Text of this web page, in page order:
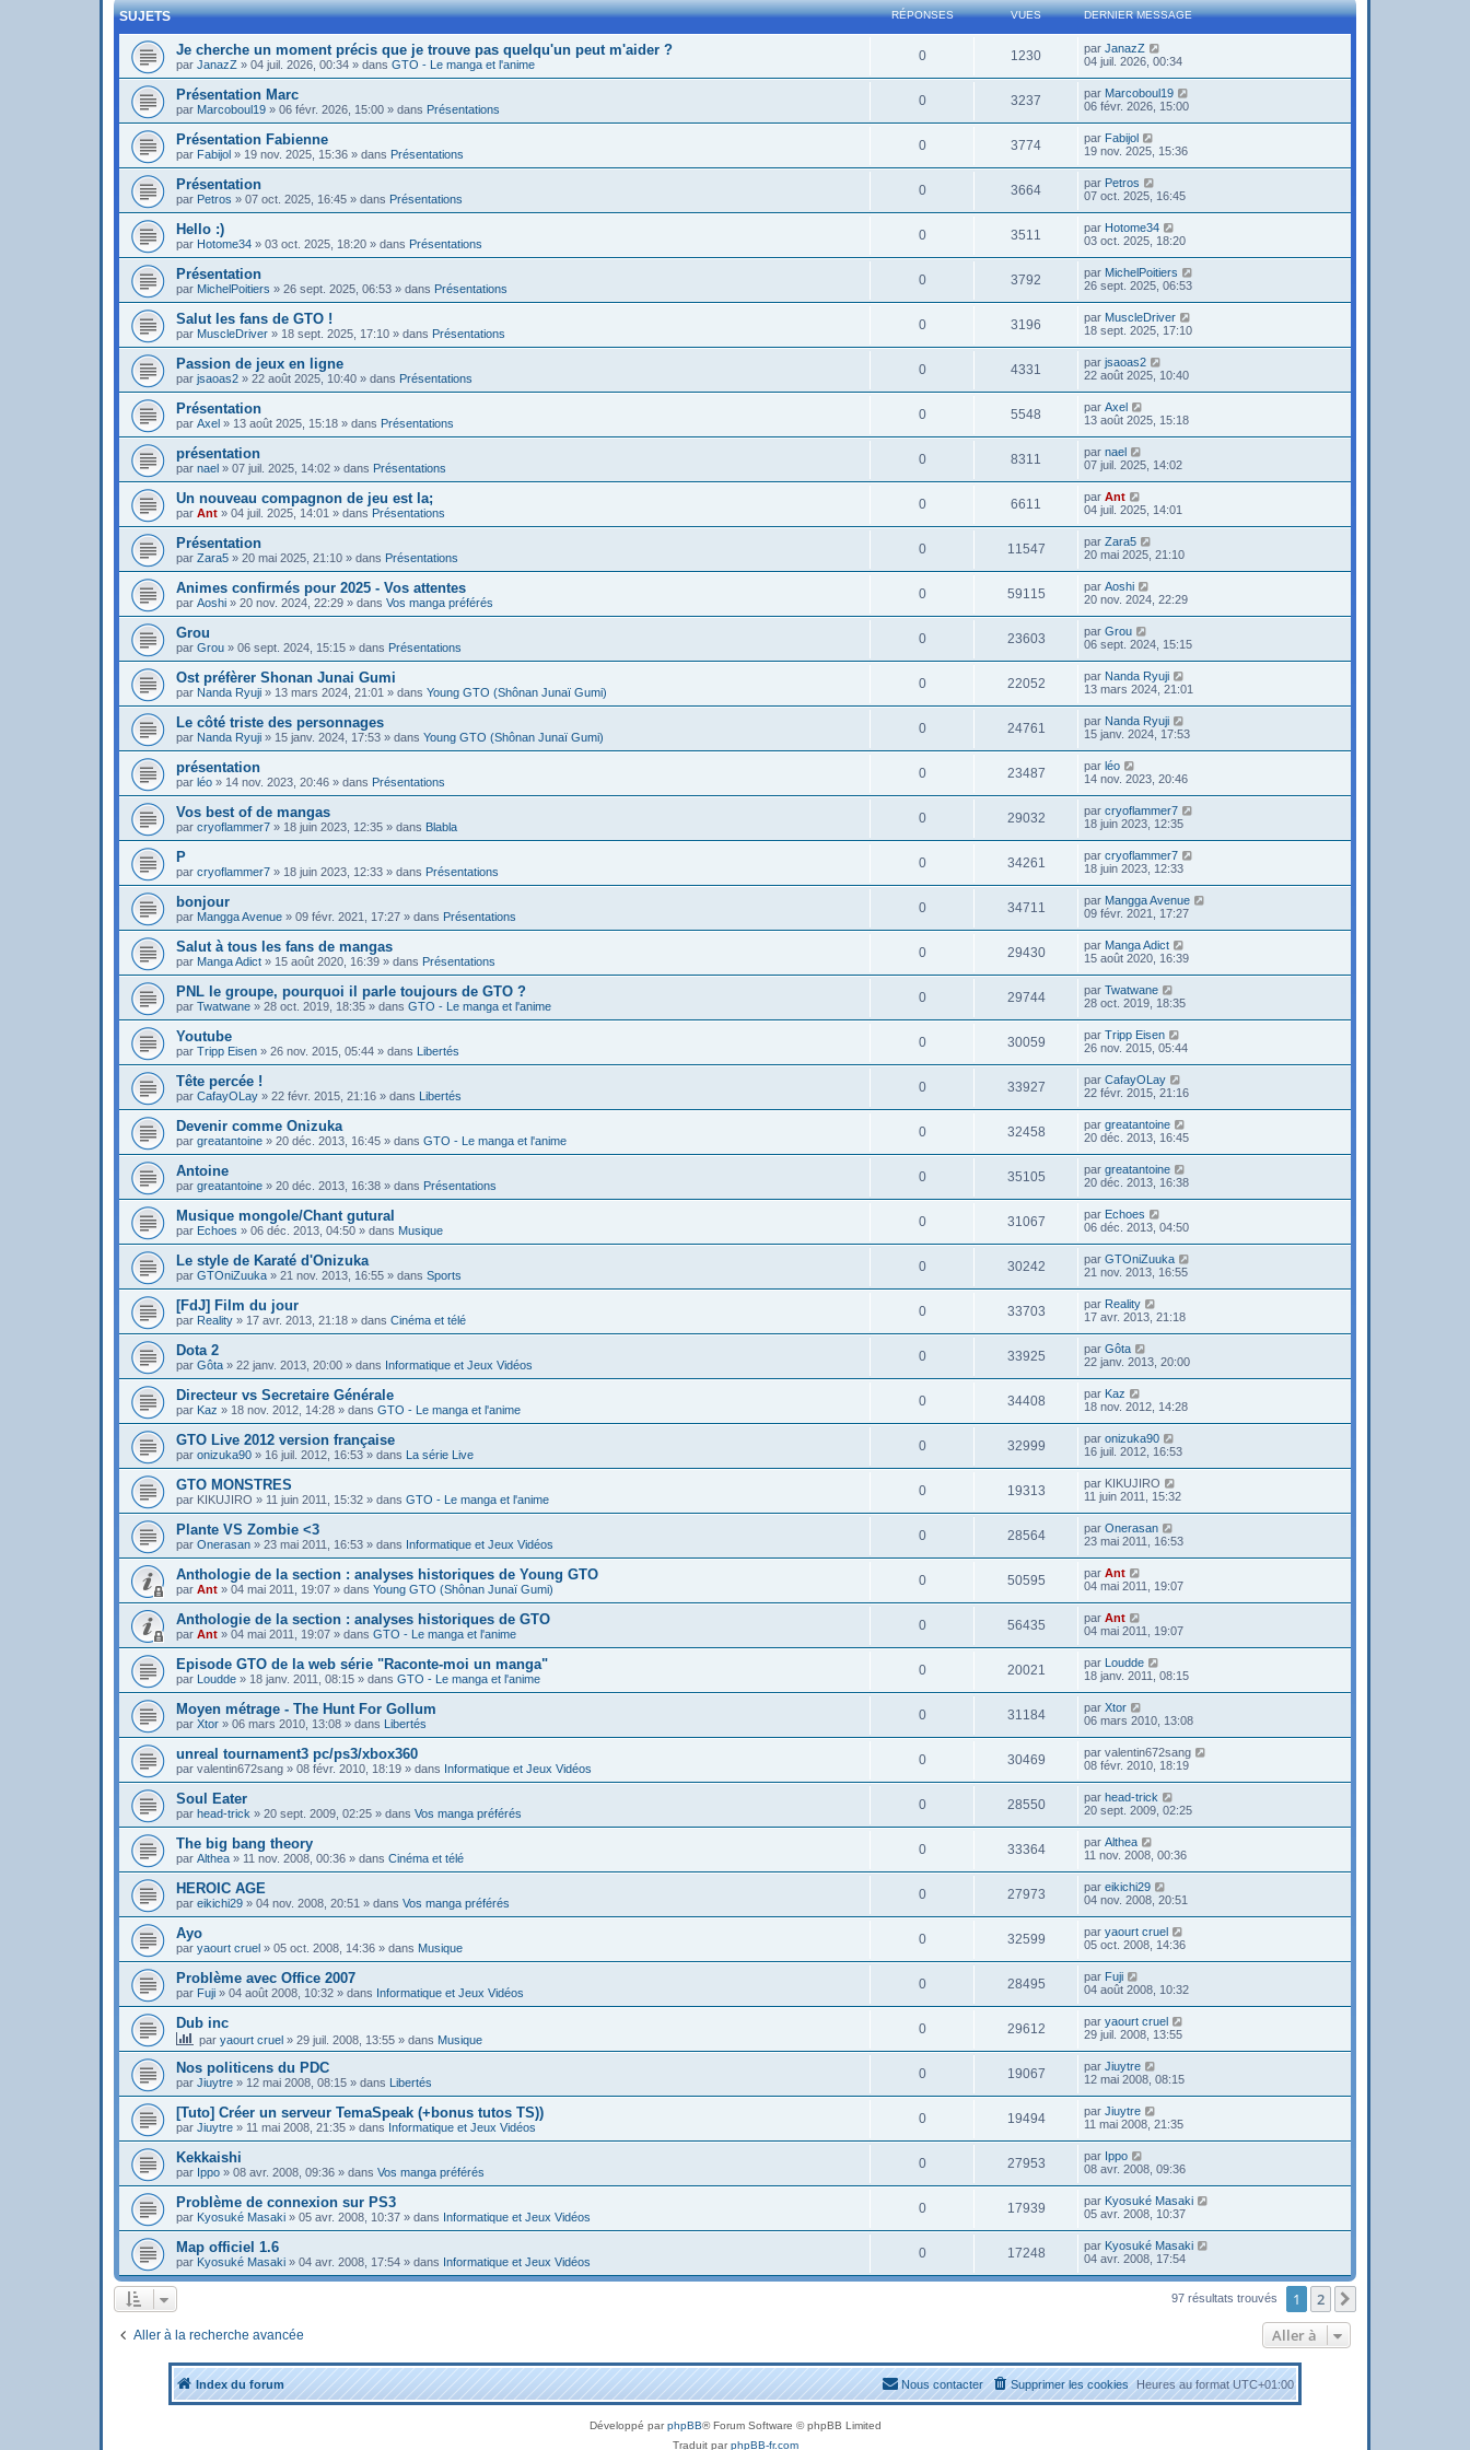
SUJETS RÉPONSES VUES DERNIER MESSAGE
Je cherche un moment précis que je trouve pas quelqu'un peut m'aider ?
par JanazZ » 04 juil. 2026, 00:34 » dans GTO - Le manga et l'anime
0 1230 par JanazZ
04 juil. 2026, 00:34
Présentation Marc
par Marcoboul19 » 06 févr. 2026, 15:00 » dans Présentations
0 3237 par Marcoboul19
06 févr. 2026, 15:00
Présentation Fabienne
par Fabijol » 19 nov. 2025, 15:36 » dans Présentations
0 3774 par Fabijol
19 nov. 2025, 15:36
Présentation
par Petros » 07 oct. 2025, 16:45 » dans Présentations
0 3664 par Petros
07 oct. 2025, 16:45
Hello :)
par Hotome34 » 03 oct. 2025, 18:20 » dans Présentations
0 3511 par Hotome34
03 oct. 2025, 18:20
Présentation
par MichelPoitiers » 26 sept. 2025, 06:53 » dans Présentations
0 3792 par MichelPoitiers
26 sept. 2025, 06:53
Salut les fans de GTO !
par MuscleDriver » 18 sept. 2025, 17:10 » dans Présentations
0 3196 par MuscleDriver
18 sept. 2025, 17:10
Passion de jeux en ligne
par jsaoas2 » 22 août 2025, 10:40 » dans Présentations
0 4331 par jsaoas2
22 août 2025, 10:40
Présentation
par Axel » 13 août 2025, 15:18 » dans Présentations
0 5548 par Axel
13 août 2025, 15:18
présentation
par nael » 07 juil. 2025, 14:02 » dans Présentations
0 8311 par nael
07 juil. 2025, 14:02
Un nouveau compagnon de jeu est la;
par Ant » 04 juil. 2025, 14:01 » dans Présentations
0 6611 par Ant
04 juil. 2025, 14:01
Présentation
par Zara5 » 20 mai 2025, 21:10 » dans Présentations
0 11547 par Zara5
20 mai 2025, 21:10
Animes confirmés pour 2025 - Vos attentes
par Aoshi » 20 nov. 2024, 22:29 » dans Vos manga préférés
0 59115 par Aoshi
20 nov. 2024, 22:29
Grou
par Grou » 06 sept. 2024, 15:15 » dans Présentations
0 23603 par Grou
06 sept. 2024, 15:15
Ost préfèrer Shonan Junai Gumi
par Nanda Ryuji » 13 mars 2024, 21:01 » dans Young GTO (Shônan Junaï Gumi)
0 22052 par Nanda Ryuji
13 mars 2024, 21:01
Le côté triste des personnages
par Nanda Ryuji » 15 janv. 2024, 17:53 » dans Young GTO (Shônan Junaï Gumi)
0 24761 par Nanda Ryuji
15 janv. 2024, 17:53
présentation
par léo » 14 nov. 2023, 20:46 » dans Présentations
0 23487 par léo
14 nov. 2023, 20:46
Vos best of de mangas
par cryoflammer7 » 18 juin 2023, 12:35 » dans Blabla
0 29032 par cryoflammer7
18 juin 2023, 12:35
P
par cryoflammer7 » 18 juin 2023, 12:33 » dans Présentations
0 34261 par cryoflammer7
18 juin 2023, 12:33
bonjour
par Mangga Avenue » 09 févr. 2021, 17:27 » dans Présentations
0 34711 par Mangga Avenue
09 févr. 2021, 17:27
Salut à tous les fans de mangas
par Manga Adict » 15 août 2020, 16:39 » dans Présentations
0 29430 par Manga Adict
15 août 2020, 16:39
PNL le groupe, pourquoi il parle toujours de GTO ?
par Twatwane » 28 oct. 2019, 18:35 » dans GTO - Le manga et l'anime
0 29744 par Twatwane
28 oct. 2019, 18:35
Youtube
par Tripp Eisen » 26 nov. 2015, 05:44 » dans Libertés
0 30059 par Tripp Eisen
26 nov. 2015, 05:44
Tête percée !
par CafayOLay » 22 févr. 2015, 21:16 » dans Libertés
0 33927 par CafayOLay
22 févr. 2015, 21:16
Devenir comme Onizuka
par greatantoine » 20 déc. 2013, 16:45 » dans GTO - Le manga et l'anime
0 32458 par greatantoine
20 déc. 2013, 16:45
Antoine
par greatantoine » 20 déc. 2013, 16:38 » dans Présentations
0 35105 par greatantoine
20 déc. 2013, 16:38
Musique mongole/Chant gutural
par Echoes » 06 déc. 2013, 04:50 » dans Musique
0 31067 par Echoes
06 déc. 2013, 04:50
Le style de Karaté d'Onizuka
par GTOniZuuka » 21 nov. 2013, 16:55 » dans Sports
0 30242 par GTOniZuuka
21 nov. 2013, 16:55
[FdJ] Film du jour
par Reality » 17 avr. 2013, 21:18 » dans Cinéma et télé
0 33703 par Reality
17 avr. 2013, 21:18
Dota 2
par Gôta » 22 janv. 2013, 20:00 » dans Informatique et Jeux Vidéos
0 33925 par Gôta
22 janv. 2013, 20:00
Directeur vs Secretaire Générale
par Kaz » 18 nov. 2012, 14:28 » dans GTO - Le manga et l'anime
0 34408 par Kaz
18 nov. 2012, 14:28
GTO Live 2012 version française
par onizuka90 » 16 juil. 2012, 16:53 » dans La série Live
0 32999 par onizuka90
16 juil. 2012, 16:53
GTO MONSTRES
par KIKUJIRO » 11 juin 2011, 15:32 » dans GTO - Le manga et l'anime
0 19313 par KIKUJIRO
11 juin 2011, 15:32
Plante VS Zombie <3
par Onerasan » 23 mai 2011, 16:53 » dans Informatique et Jeux Vidéos
0 28564 par Onerasan
23 mai 2011, 16:53
Anthologie de la section : analyses historiques de Young GTO
par Ant » 04 mai 2011, 19:07 » dans Young GTO (Shônan Junaï Gumi)
0 50595 par Ant
04 mai 2011, 19:07
Anthologie de la section : analyses historiques de GTO
par Ant » 04 mai 2011, 19:07 » dans GTO - Le manga et l'anime
0 56435 par Ant
04 mai 2011, 19:07
Episode GTO de la web série "Raconte-moi un manga"
par Loudde » 18 janv. 2011, 08:15 » dans GTO - Le manga et l'anime
0 20021 par Loudde
18 janv. 2011, 08:15
Moyen métrage - The Hunt For Gollum
par Xtor » 06 mars 2010, 13:08 » dans Libertés
0 31184 par Xtor
06 mars 2010, 13:08
unreal tournament3 pc/ps3/xbox360
par valentin672sang » 08 févr. 2010, 18:19 » dans Informatique et Jeux Vidéos
0 30469 par valentin672sang
08 févr. 2010, 18:19
Soul Eater
par head-trick » 20 sept. 2009, 02:25 » dans Vos manga préférés
0 28550 par head-trick
20 sept. 2009, 02:25
The big bang theory
par Althea » 11 nov. 2008, 00:36 » dans Cinéma et télé
0 33364 par Althea
11 nov. 2008, 00:36
HEROIC AGE
par eikichi29 » 04 nov. 2008, 20:51 » dans Vos manga préférés
0 27973 par eikichi29
04 nov. 2008, 20:51
Ayo
par yaourt cruel » 05 oct. 2008, 14:36 » dans Musique
0 32599 par yaourt cruel
05 oct. 2008, 14:36
Problème avec Office 2007
par Fuji » 04 août 2008, 10:32 » dans Informatique et Jeux Vidéos
0 28495 par Fuji
04 août 2008, 10:32
Dub inc
par yaourt cruel » 29 juil. 2008, 13:55 » dans Musique
0 29612 par yaourt cruel
29 juil. 2008, 13:55
Nos politicens du PDC
par Jiuytre » 12 mai 2008, 08:15 » dans Libertés
0 19067 par Jiuytre
12 mai 2008, 08:15
[Tuto] Créer un serveur TemaSpeak (+bonus tutos TS))
par Jiuytre » 11 mai 2008, 21:35 » dans Informatique et Jeux Vidéos
0 19494 par Jiuytre
11 mai 2008, 21:35
Kekkaishi
par Ippo » 08 avr. 2008, 09:36 » dans Vos manga préférés
0 27953 par Ippo
08 avr. 2008, 09:36
Problème de connexion sur PS3
par Kyosuké Masaki » 05 avr. 2008, 10:37 » dans Informatique et Jeux Vidéos
0 17939 par Kyosuké Masaki
05 avr. 2008, 10:37
Map officiel 1.6
par Kyosuké Masaki » 04 avr. 2008, 17:54 » dans Informatique et Jeux Vidéos
0 17248 par Kyosuké Masaki
04 avr. 2008, 17:54
97 résultats trouvés 1 2
Aller à la recherche avancée Aller à
Index du forum Heures au formatUTC+01:00
Supprimer les cookies
Nous contacter
Développé parphpBB® Forum Software © phpBB Limited
Traduit parphpBB-fr.com